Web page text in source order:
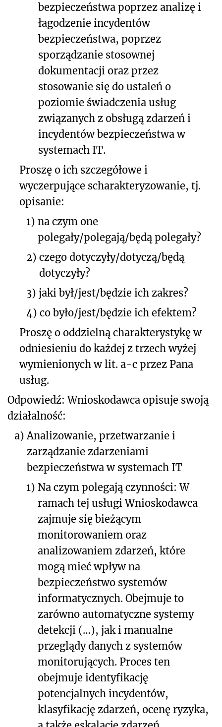
bezpieczeństwa poprzez analizę i
łagodzenie incydentów
bezpieczeństwa, poprzez
sporządzanie stosownej
dokumentacji oraz przez
stosowanie się do ustaleń o
poziomie świadczenia usług
związanych z obsługą zdarzeń i
incydentów bezpieczeństwa w
systemach IT.
Proszę o ich szczegółowe i
wyczerpujące scharakteryzowanie, tj.
opisanie:
1) na czym one
polegały/polegają/będą polegały?
2) czego dotyczyły/dotyczą/będą
dotyczyły?
3) jaki był/jest/będzie ich zakres?
4) co było/jest/będzie ich efektem?
Proszę o oddzielną charakterystykę w
odniesieniu do każdej z trzech wyżej
wymienionych w lit. a-c przez Pana
usług.
Odpowiedź: Wnioskodawca opisuje swoją
działalność:
a) Analizowanie, przetwarzanie i
zarządzanie zdarzeniami
bezpieczeństwa w systemach IT
1) Na czym polegają czynności: W
ramach tej usługi Wnioskodawca
zajmuje się bieżącym
monitorowaniem oraz
analizowaniem zdarzeń, które
mogą mieć wpływ na
bezpieczeństwo systemów
informatycznych. Obejmuje to
zarówno automatyczne systemy
detekcji (…), jak i manualne
przeglądy danych z systemów
monitorujących. Proces ten
obejmuje identyfikację
potencjalnych incydentów,
klasyfikację zdarzeń, ocenę ryzyka,